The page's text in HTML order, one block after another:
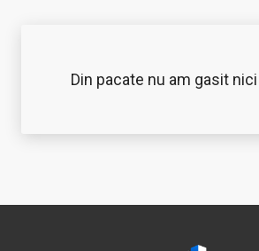
Din pacate nu am gasit